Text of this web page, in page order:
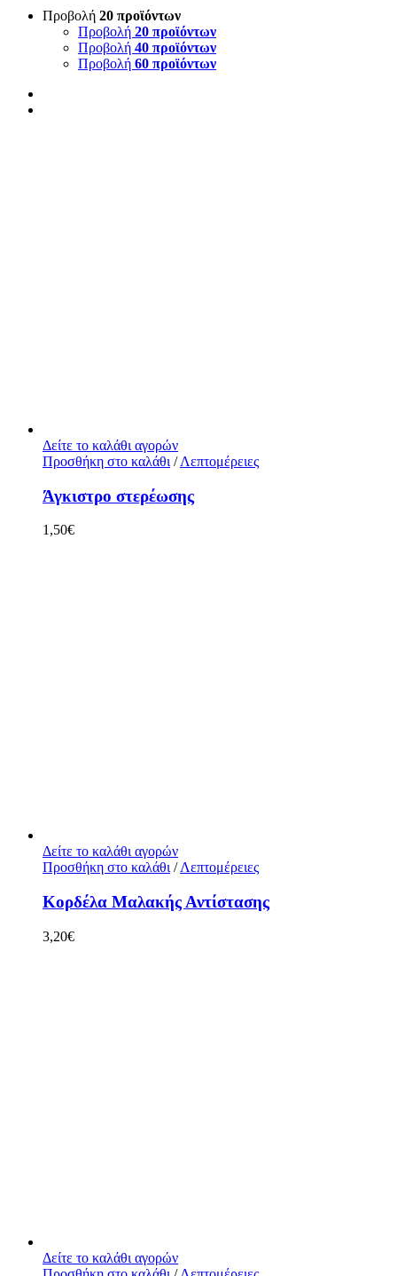
Προβολή 20 προϊόντων
Προβολή 20 προϊόντων
Προβολή 40 προϊόντων
Προβολή 60 προϊόντων
Δείτε το καλάθι αγορών
Προσθήκη στο καλάθι / Λεπτομέρειες
Άγκιστρο στερέωσης
1,50€
Δείτε το καλάθι αγορών
Προσθήκη στο καλάθι/Λεπτομέρειες
Κορδέλα Μαλακής Αντίστασης
3,20€
Δείτε το καλάθι αγορών